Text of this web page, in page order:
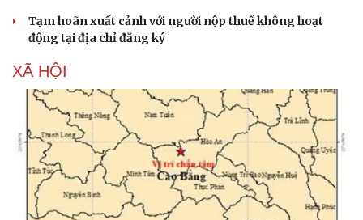
Tạm hoãn xuất cảnh với người nộp thuế không hoạt
động tại địa chỉ đăng ký
XÃ HỘI